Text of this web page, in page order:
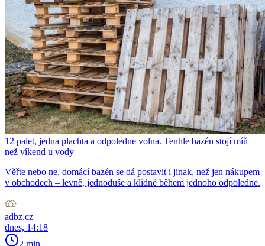
12 palet, jedna plachta a odpoledne volna. Tenhle bazén stojí míň
než víkend u vody
Věřte nebo ne, domácí bazén se dá postavit i jinak, než jen nákupem
v obchodech – levně, jednoduše a klidně během jednoho odpoledne.
adbz.cz
dnes, 14:18
2 min